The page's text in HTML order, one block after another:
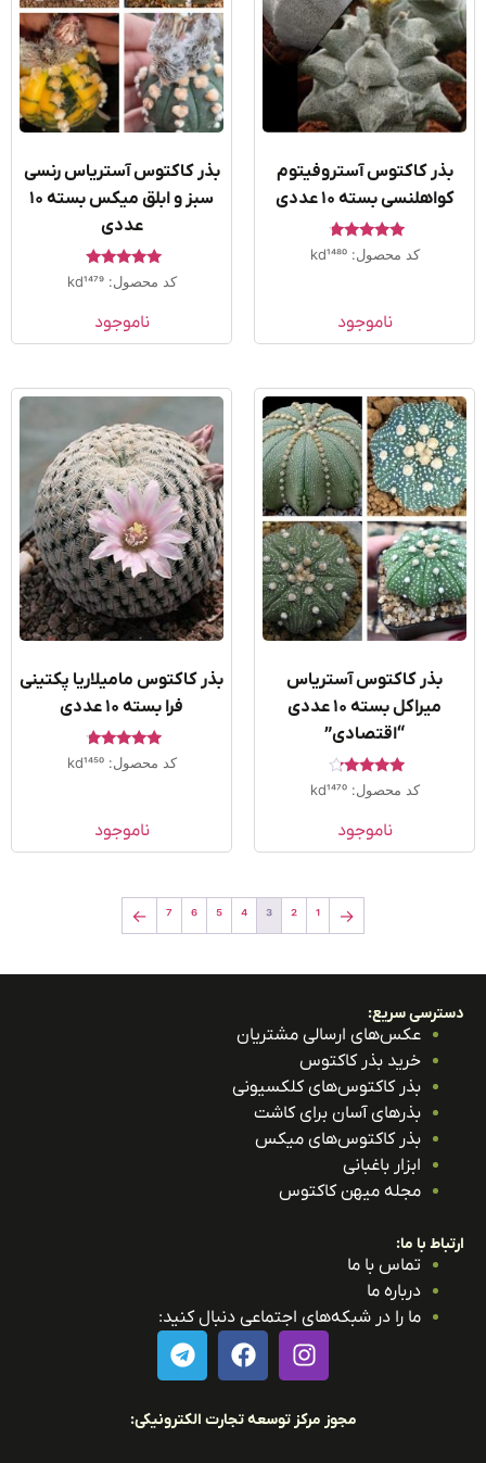
کاکتوس آستروفیتوم
بسته ۱۰ عددی
امتیاز
4.50
کد محصول: kd1480
ناموجود
بذر کاکتوس آستریاس رنسی
سبز و ابلق میکس بسته ۱۰
عددی
امتیاز
5.00
کد محصول: kd1479
ناموجود
بذر کاکتوس آستریاس
میراکل بسته ۱۰ عددی
“اقتصادی”
امتیاز
4.00
کد محصول: kd1470
ناموجود
بذر کاکتوس مامیلاریا پکتینی
فرا بسته ۱۰ عددی
امتیاز
4.50
کد محصول: kd1450
ناموجود
1
←
سریع:
عکس‌های ارسالی مشتریان
خرید بذر کاکتوس
بذر کاکتوس‌های کلکسیونی
بذرهای آسان برای کاشت
بذر کاکتوس‌های میکس
ابزار باغبانی
مجله میهن کاکتوس
با ما:
تماس با ما
درباره ما
ما را در شبکه‌های اجتماعی دنبال کنید:
مجوز مرکز توسعه تجارت الکترونیکی: